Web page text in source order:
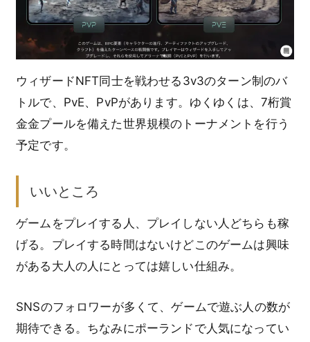
ウィザードNFT同士を戦わせる3v3のターン制のバ
トルで、PvE、PvPがあります。ゆくゆくは、7桁賞
金金プールを備えた世界規模のトーナメントを行う
予定です。
いいところ
ゲームをプレイする人、プレイしない人どちらも稼
げる。プレイする時間はないけどこのゲームは興味
がある大人の人にとっては嬉しい仕組み。
SNSのフォロワーが多くて、ゲームで遊ぶ人の数が
期待できる。ちなみにポーランドで人気になってい